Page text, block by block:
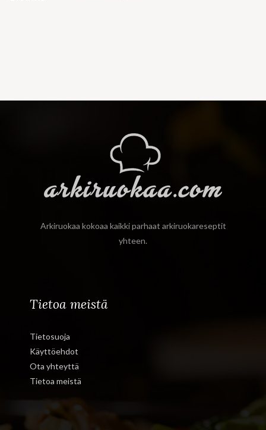
Arkiruokaa kokoaa kaikki parhaat arkiruokareseptit
yhteen.
Tietoa meistä
Tietosuoja
Käyttöehdot
Ota yhteyttä
Tietoa meistä